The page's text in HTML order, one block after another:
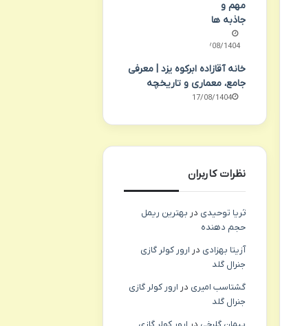
مهم و
جاذبه ها
18/08/1404
خانه آقازاده ابرکوه یزد | معرفی
جامع، معماری و تاریخچه
17/08/1404
نظرات کاربران
ثریا توحیدی در بهترین ریمل
حجم دهنده
آزیتا بهزادی در ارور کولر گازی
جنرال گلد
گشتاسب امیری در ارور کولر گازی
جنرال گلد